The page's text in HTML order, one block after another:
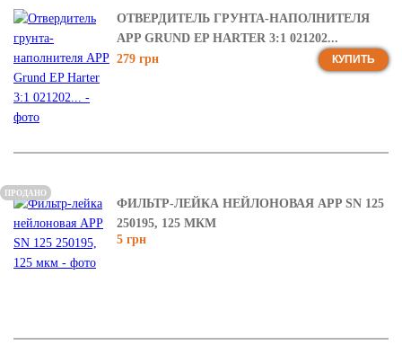
ОТВЕРДИТЕЛЬ ГРУНТА-НАПОЛНИТЕЛЯ
APP GRUND EP HARTER 3:1 021202...
279 грн
КУПИТЬ
ФИЛЬТР-ЛЕЙКА НЕЙЛОНОВАЯ APP SN 125
250195, 125 МКМ
5 грн
ПРОДАНО